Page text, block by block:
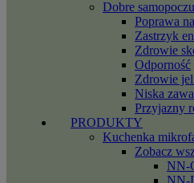
Dobre
Poprawa
Zastrzyk
Zdrowie
Odporność
Zdrowie
Niska
Przyjazny
PRODUKTY
Kuchenka
Zobacz
NN-
NN-